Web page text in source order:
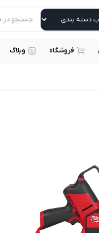
فروشگاه وبلاگ